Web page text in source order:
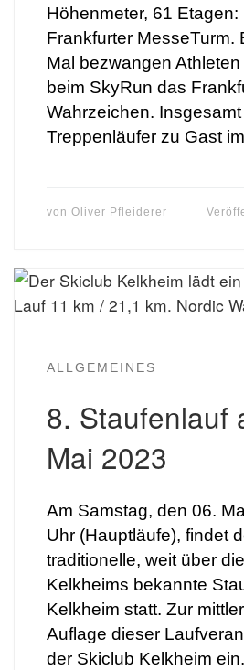
Höhenmeter, 61 Etagen:
Frankfurter MesseTurm.
Mal bezwangen
beim SkyRun das
Wahrzeichen.
Treppenläufer zu Gast
von Oliver Pfleiderer
ALLGEMEINES
8. Staufenlauf
Mai 2023
Am Samstag, den 06.
Uhr (Hauptläufe), findet
traditionelle, weit über
Kelkheims bekannte
Kelkheim statt. Zur
Auflage dieser
der Skiclub Kelkheim